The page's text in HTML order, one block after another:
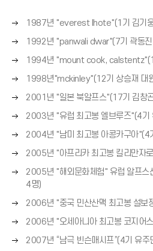
오
쪽
화
살
(
→
1987년 "everest lhote"(1기 김기
오
쪽
화
살
(
→
1992년 "panwali dwar"(7기 곽동진
오
쪽
화
살
(
→
1994년 "mount cook,
오
쪽
화
살
(
→
1998년"mckinley"(12기 상승재 대
오
쪽
화
살
(
→
)
2001년 "일본 북알프스"(17기 김창
오
쪽
화
살
표
→
)
2003년 "유럽 최고봉 엘브루즈"(4기
오
쪽
화
살
표
→
)
2004년 "남미 최고봉 아콩카구아"(4
오
쪽
화
살
표
→
2005년 "아프리카 최고봉 킬리만자
오
른
화
살
표
2005년 "해외문화체험" 유럽 알프스
4명)
오
쪽
화
2006년 "중국 민산산맥 최고봉 설보
오
쪽
2006년 "오세아니아 최고봉 코지어
오
2007년 “남극 빈슨매시프”(4기 유주